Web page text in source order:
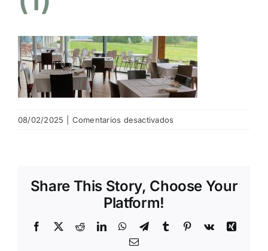
HAZTE SOCIO
08/02/2025 Comentarios desactivados
Share This Story, Choose Your
Platform!
Facebook
X RedditLinkedInWhatsApp
TelegramTumblr Pinterest
Vk
Xing
Email